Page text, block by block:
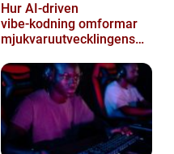
Hur AI‑driven
vibe‑kodning omformar
mjukvaruutvecklingens